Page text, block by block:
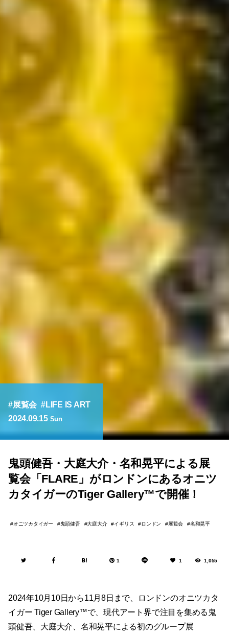
展覧会
LIFE IS ART
2024.09.15 Sun
鬼頭健吾・大庭大介・名和晃平による展
覧会「FLARE」がロンドンにあるオニツ
カタイガーのTiger Gallery™で開催！
オニツカタイガー 鬼頭健吾 大庭大介 イギリス ロンドン 展覧会 名和晃平
1 1 1,055
2024年10月10日から11月8日まで、ロンドンのオニツカタ
イガー Tiger Gallery™で、現代アート界で注目を集める鬼
頭健吾、大庭大介、名和晃平による初のグループ展